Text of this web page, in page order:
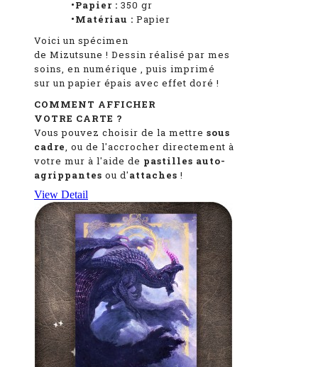
•Papier : 350 gr
•Matériau : Papier
Voici un spécimen
de Mizutsune ! Dessin réalisé par mes
soins, en numérique , puis imprimé
sur un papier épais avec effet doré !
COMMENT AFFICHER
VOTRE CARTE ?
Vous pouvez choisir de la mettre sous
cadre, ou de l'accrocher directement à
votre mur à l'aide de pastilles auto-
agrippantes ou d'attaches !
View Detail